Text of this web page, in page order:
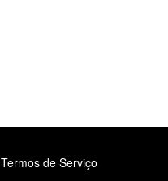
Termos de Serviço